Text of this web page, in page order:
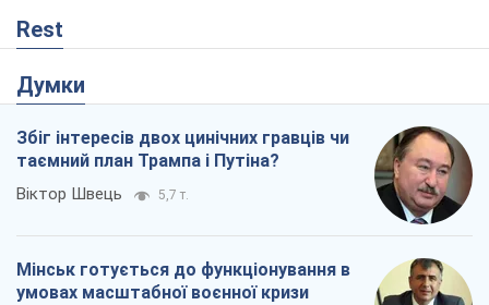
Rest
Думки
Збіг інтересів двох цинічних гравців чи
таємний план Трампа і Путіна?
Віктор Швець 5,7 т.
Мінськ готується до функціонування в
умовах масштабної воєнної кризи